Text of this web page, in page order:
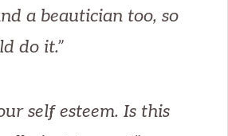
a beautician too, so
do it.”
self esteem. Is this